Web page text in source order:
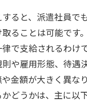
ると、派遣社員で
取ることは可能です
で支給されるわけ
や雇用形態、待遇
金額が大きく異な
どうかは、主に以